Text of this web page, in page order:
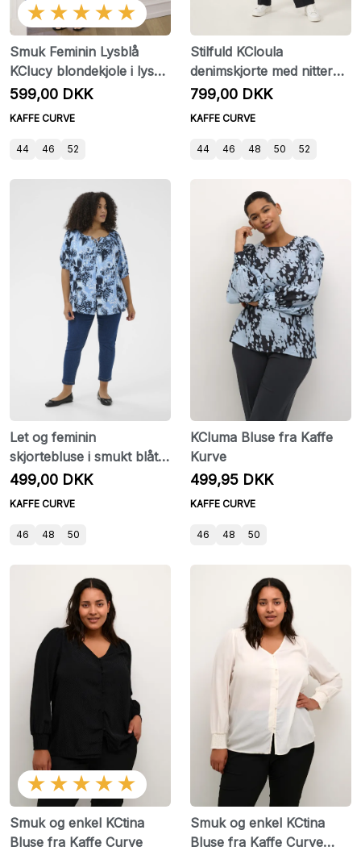
★★★★★
Smuk Feminin Lysblå
KClucy blondekjole i lys
blå fra Kaffe Curve.
599,00 DKK
KAFFE CURVE
44 46 52
Stilfuld KCloula
denimskjorte med nitter
fra Kaffe Curve
799,00 DKK
KAFFE CURVE
44 46 48 50 52
Let og feminin
skjortebluse i smukt blåt
print fra Kaffe Curve
499,00 DKK
KAFFE CURVE
46 48 50
KCluma Bluse fra Kaffe
Kurve
499,95 DKK
KAFFE CURVE
46 48 50
★★★★★
Smuk og enkel KCtina
Bluse fra Kaffe Curve
Smuk og enkel KCtina
Bluse fra Kaffe Curve